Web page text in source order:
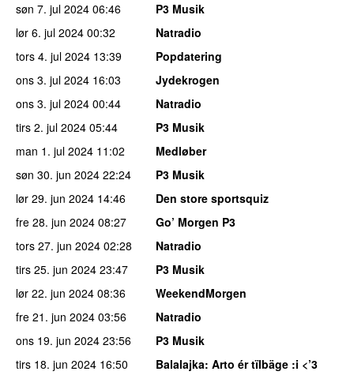
søn 7. jul 2024 06:46
P3 Musik
lør 6. jul 2024 00:32
Natradio
tors 4. jul 2024 13:39
Popdatering
ons 3. jul 2024 16:03
Jydekrogen
ons 3. jul 2024 00:44
Natradio
tirs 2. jul 2024 05:44
P3 Musik
man 1. jul 2024 11:02
Medløber
søn 30. jun 2024 22:24
P3 Musik
lør 29. jun 2024 14:46
Den store sportsquiz
fre 28. jun 2024 08:27
Go’ Morgen P3
tors 27. jun 2024 02:28
Natradio
tirs 25. jun 2024 23:47
P3 Musik
lør 22. jun 2024 08:36
WeekendMorgen
fre 21. jun 2024 03:56
Natradio
ons 19. jun 2024 23:56
P3 Musik
tirs 18. jun 2024 16:50 Balalajka: Arto ér tïlbäge :i <’3